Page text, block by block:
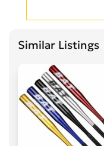
Similar Listings